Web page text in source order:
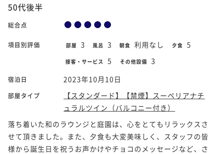
50代後半
総合点
項目別評価 部屋 3 風呂 3 朝食 利用なし 夕食 5
接客・サービス 5 その他設備 3
宿泊日 2023年10月10日
部屋タイプ
【スタンダード】【禁煙】スーペリアナチ
ュラルツイン（バルコニー付き）
落ち着いた和のラウンジと庭園は、心をとてもリラックスさ
せて頂きました。また、夕食も大変美味しく、スタッフの皆
様から誕生日を祝うお声かけやチョコのメッセージなど、さ